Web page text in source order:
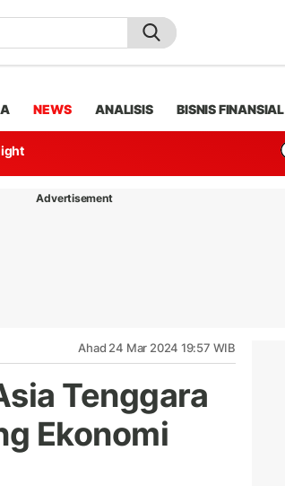
NEWS ANALISIS BISNIS FINANSIAL
Advertisement
Ahad 24 Mar 2024 19:57 WIB
Tenggara
Ekonomi